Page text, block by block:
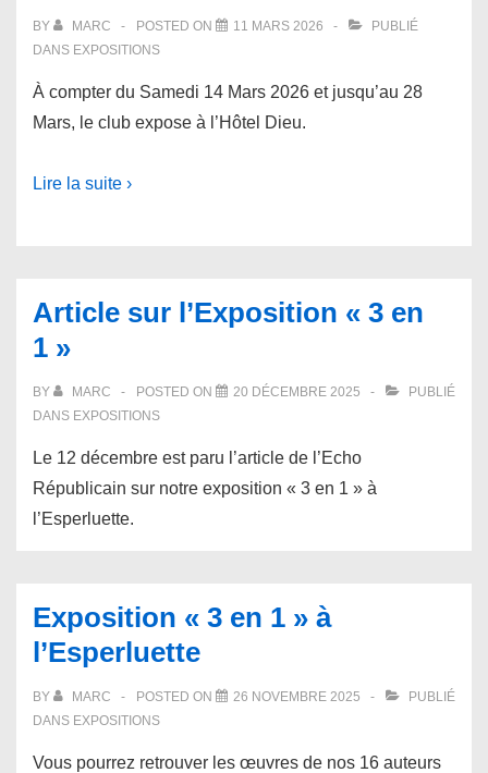
BY MARC POSTED ON 11 MARS 2026
PUBLIÉ
DANS EXPOSITIONS
À compter du Samedi 14 Mars 2026 et jusqu’au 28
Mars, le club expose à l’Hôtel Dieu.
Lire la suite ›
Article sur l’Exposition « 3 en
1 »
BY MARC POSTED ON 20 DÉCEMBRE 2025
PUBLIÉ
DANS EXPOSITIONS
Le 12 décembre est paru l’article de l’Echo
Républicain sur notre exposition « 3 en 1 » à
l’Esperluette.
Exposition « 3 en 1 » à
l’Esperluette
BY MARC POSTED ON 26 NOVEMBRE 2025
PUBLIÉ
DANS EXPOSITIONS
Vous pourrez retrouver les œuvres de nos 16 auteurs